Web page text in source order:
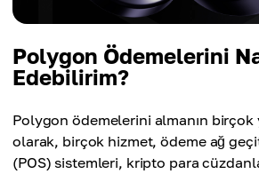
Polygon Ödemelerini
Edebilirim?
Polygon ödemelerini almanın birçok
olarak, birçok hizmet, ödeme ağ
(POS) sistemleri, kripto para